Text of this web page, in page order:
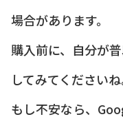
場合があります。
購入前に、自分が
してみてくださいね
もし不安なら、